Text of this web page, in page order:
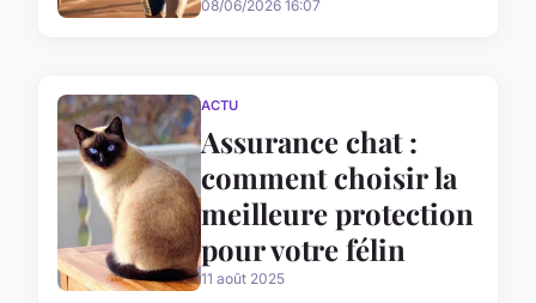
08/06/2026 16:07
ACTU
Assurance chat :
comment choisir la
meilleure protection
pour votre félin
11 août 2025